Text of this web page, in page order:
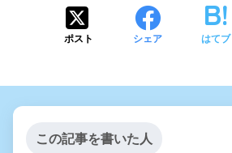
ポスト シェア はてブ
この記事を書いた人